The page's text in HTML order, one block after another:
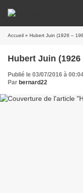
Accueil » Hubert Juin (1926 –
Hubert Juin (1926
Publié le 03/07/2016 à
Par bernard22